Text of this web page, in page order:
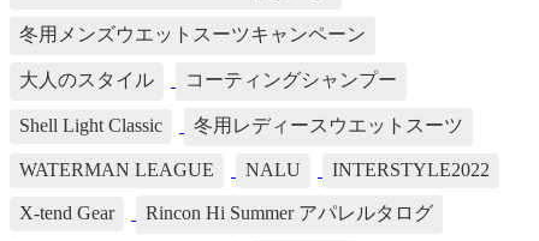
冬用メンズウエットスーツキャンペーン
大人のスタイル コーティングシャンプー
Shell Light Classic 冬用レディースウエットスーツ
WATERMAN LEAGUE NALU INTERSTYLE2022
X-tend Gear Rincon Hi Summer アパレルタログ